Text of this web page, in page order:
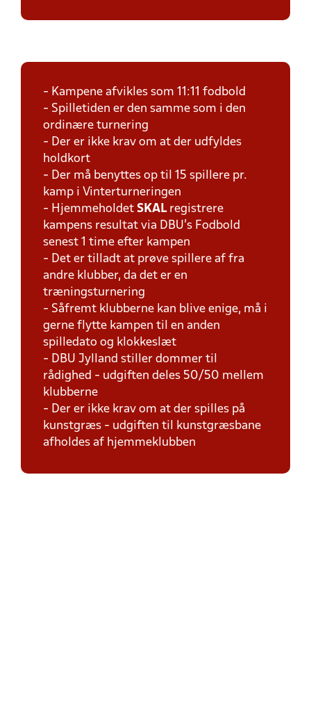
- Kampene afvikles som 11:11 fodbold
- Spilletiden er den samme som i den
ordinære turnering
- Der er ikke krav om at der udfyldes
holdkort
- Der må benyttes op til 15 spillere pr.
kamp i Vinterturneringen
- Hjemmeholdet SKAL registrere
kampens resultat via DBU's Fodbold
senest 1 time efter kampen
- Det er tilladt at prøve spillere af fra
andre klubber, da det er en
træningsturnering
- Såfremt klubberne kan blive enige, må i
gerne flytte kampen til en anden
spilledato og klokkeslæt
- DBU Jylland stiller dommer til
rådighed - udgiften deles 50/50 mellem
klubberne
- Der er ikke krav om at der spilles på
kunstgræs - udgiften til kunstgræsbane
afholdes af hjemmeklubben